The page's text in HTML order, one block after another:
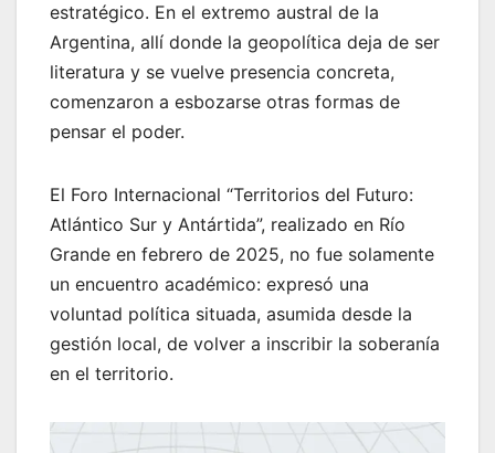
estratégico. En el extremo austral de la
Argentina, allí donde la geopolítica deja de ser
literatura y se vuelve presencia concreta,
comenzaron a esbozarse otras formas de
pensar el poder.
El Foro Internacional “Territorios del Futuro:
Atlántico Sur y Antártida”, realizado en Río
Grande en febrero de 2025, no fue solamente
un encuentro académico: expresó una
voluntad política situada, asumida desde la
gestión local, de volver a inscribir la soberanía
en el territorio.